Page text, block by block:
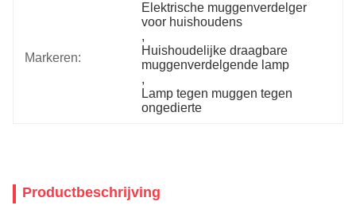
Markeren:
Elektrische muggenverdelger
voor huishoudens
,
Huishoudelijke draagbare
muggenverdelgende lamp
,
Lamp tegen muggen tegen
ongedierte
Productbeschrijving